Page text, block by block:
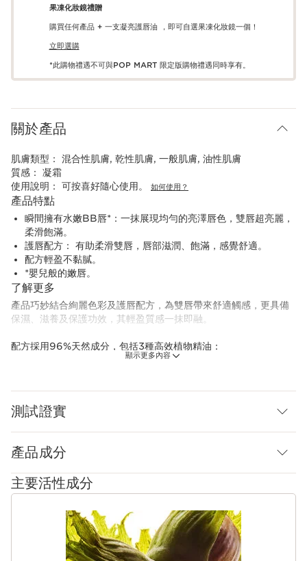
果凍化妝鏡禮贈
購買任何產品 + 一支凝亮護唇油 ，即可自選果凍化妝鏡一個！
立即選購
*此購物禮遇不可與POP MART 限定版購物禮遇同時享有。
關於產品
顯示更多內容
肌膚類型： 混合性肌膚, 乾性肌膚, 一般肌膚, 油性肌膚
質感： 凝霜
使用說明： 可按喜好隨心使用。 如何使用？
產品特點
瞬間擁有水嫩BB唇*：一抹展現均勻的亮澤唇色，雙唇超亮麗，
柔滑飽滿。
護唇配方： 有助柔滑雙唇，唇部滋潤、飽滿，感覺舒適。
配方輕盈不黏膩。
*嬰兒般的嫩唇。
了解更多
產品巧妙結合絢麗色彩及護唇配方，為雙唇帶來舒適觸感，更具備
保濕、滋養及保護功效，其輕盈質感一抹即融。
配方採用96%天然成分，包括3種高效植物精油：
- 甜薔薇油能滋潤肌膚和帶來舒適感受。
迷人光澤： 備有4款優美色彩，只需一個步驟，即可輕鬆令雙唇更
*嬰兒般的嫩唇
產品即時令雙唇更迷人，同時具有修護功效。
獨家護唇配方能日復一日令唇部更美麗，即使是裸唇亦倍顯動人。
Clarins Plus
測試證實
產品成分
主要活性成分